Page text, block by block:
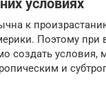
условиях
к
Поэтому при
создать условия,
и